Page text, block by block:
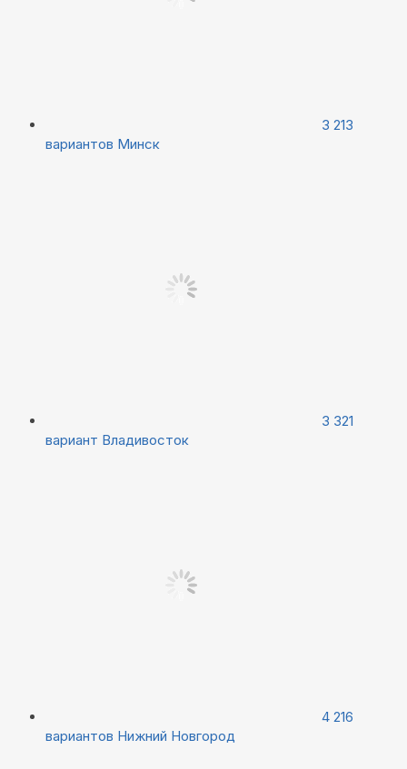
3 213
вариантов Минск
3 321
вариант Владивосток
4 216
вариантов Нижний Новгород